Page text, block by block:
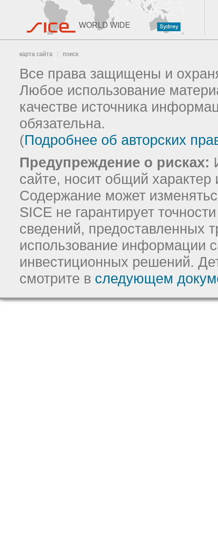
WORLD WIDE
карта сайта поиск
Все права защищены и
Любое использование
качестве источника
обязательна.
(Подробнее об авторских
Предупреждение о рисках:
сайте, носит общий
Содержание может
SICE не гарантирует
сведений, предоставленных
использование информации
инвестиционных решений.
смотрите в следующем